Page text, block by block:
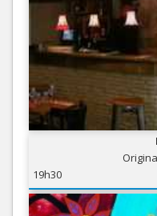
19h30